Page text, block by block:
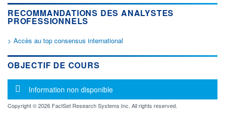
Politique d'exécution
Cotation sur les autres places
0,000 0,000
+ HAUT
0,000
+ BAS
VOLUME
892 074
CAPITAL ÉCHANGÉ
VALORISATION DERNIER ÉCHANGE
06.03.19 / 21:23:30
RECOMMANDATIONS DES ANALYSTES
PROFESSIONNELS
> Accès au top consensus international
OBJECTIF DE COURS
Message d'information
Information non disponible
Copyright © 2026 FactSet Research Systems Inc. All rights reserved.